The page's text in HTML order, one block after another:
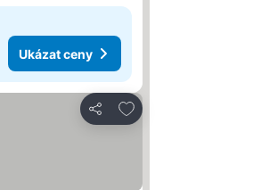
Ukázat ceny
Sdílet
Přidat na seznam